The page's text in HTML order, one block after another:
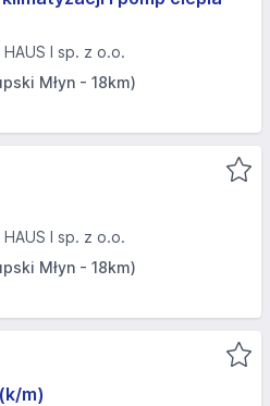
HAUS I sp. z o.o.
Młyn - 18km)
HAUS I sp. z o.o.
Młyn - 18km)
m)